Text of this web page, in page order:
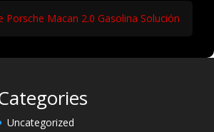
Porsche Macan 2.0 Gasolina Solución
Uncategorized